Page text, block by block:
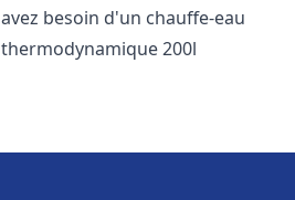
avez besoin d'un chauffe-eau
thermodynamique 200l